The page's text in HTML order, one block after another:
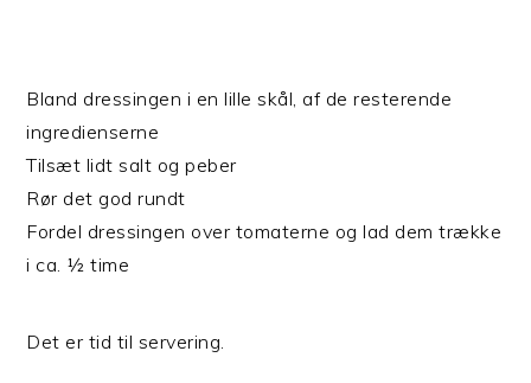
Bland dressingen i en lille skål, af de resterende
ingredienserne
Tilsæt lidt salt og peber
Rør det god rundt
Fordel dressingen over tomaterne og lad dem trække
i ca. ½ time
Det er tid til servering.